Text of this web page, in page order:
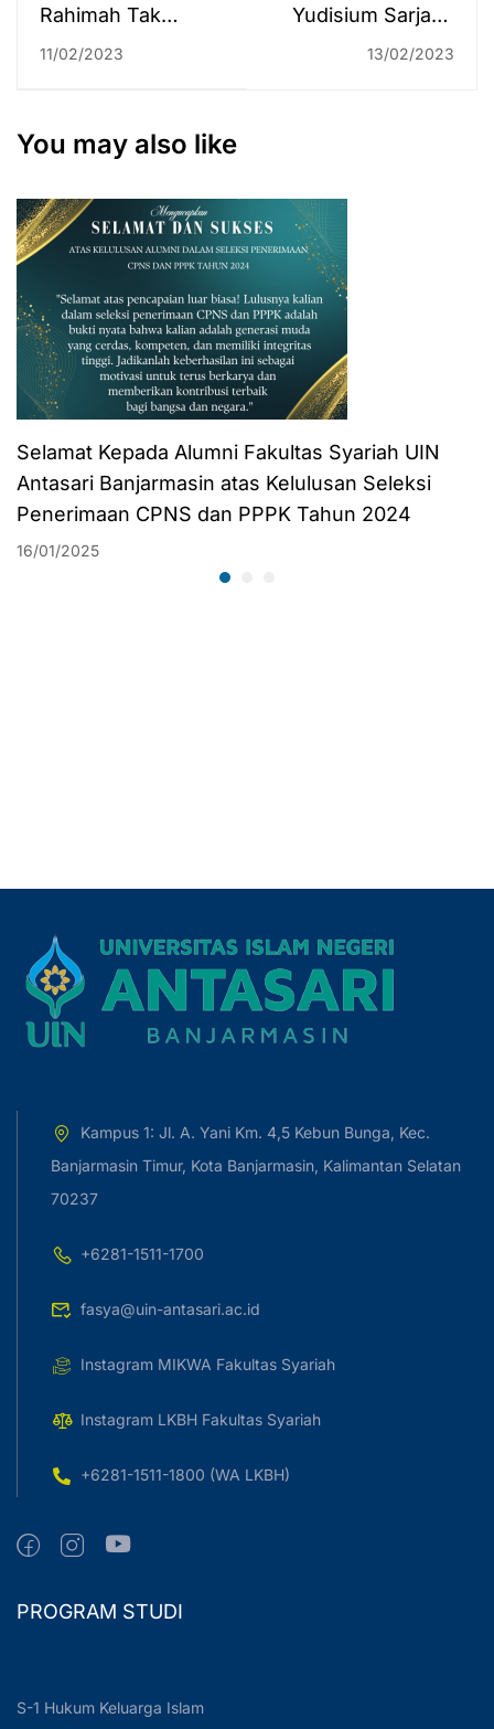
Rahimah Tak
Menyangka
11/02/2023
Yudisium Sarjana
Strata Satu (S-1)
13/02/2023
You may also like
Selamat Kepada Alumni Fakultas Syariah UIN
Antasari Banjarmasin atas Kelulusan Seleksi
Penerimaan CPNS dan PPPK Tahun 2024
16/01/2025
Kampus 1: Jl. A. Yani Km. 4,5 Kebun Bunga, Kec.
Banjarmasin Timur, Kota Banjarmasin, Kalimantan Selatan
70237
+6281-1511-1700
fasya@uin-antasari.ac.id
Instagram MIKWA Fakultas Syariah
Instagram LKBH Fakultas Syariah
+6281-1511-1800 (WA LKBH)
PROGRAM STUDI
S-1 Hukum Keluarga Islam